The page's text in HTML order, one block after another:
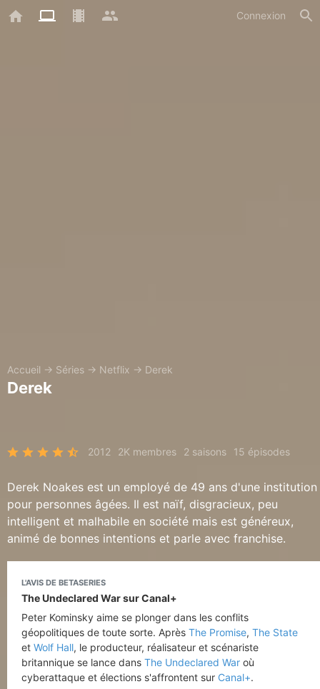
Connexion
Accueil → Séries → Netflix → Derek
Derek
2012 2K membres 2 saisons 15 épisodes
Derek Noakes est un employé de 49 ans d'une institution
pour personnes âgées. Il est naïf, disgracieux, peu
intelligent et malhabile en société mais est généreux,
animé de bonnes intentions et parle avec franchise.
L'AVIS DE BETASERIES
The Undeclared War sur Canal+
Peter Kominsky aime se plonger dans les conflits
géopolitiques de toute sorte. Après The Promise, The State
et Wolf Hall, le producteur, réalisateur et scénariste
britannique se lance dans The Undeclared War où
cyberattaque et élections s'affrontent sur Canal+.